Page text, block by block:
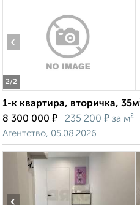
2/2
‹
1-к квартира, вторичка,
8 300 000 ₽ 235 200 ₽ за м²
Агентство, 05.08.2026
‹